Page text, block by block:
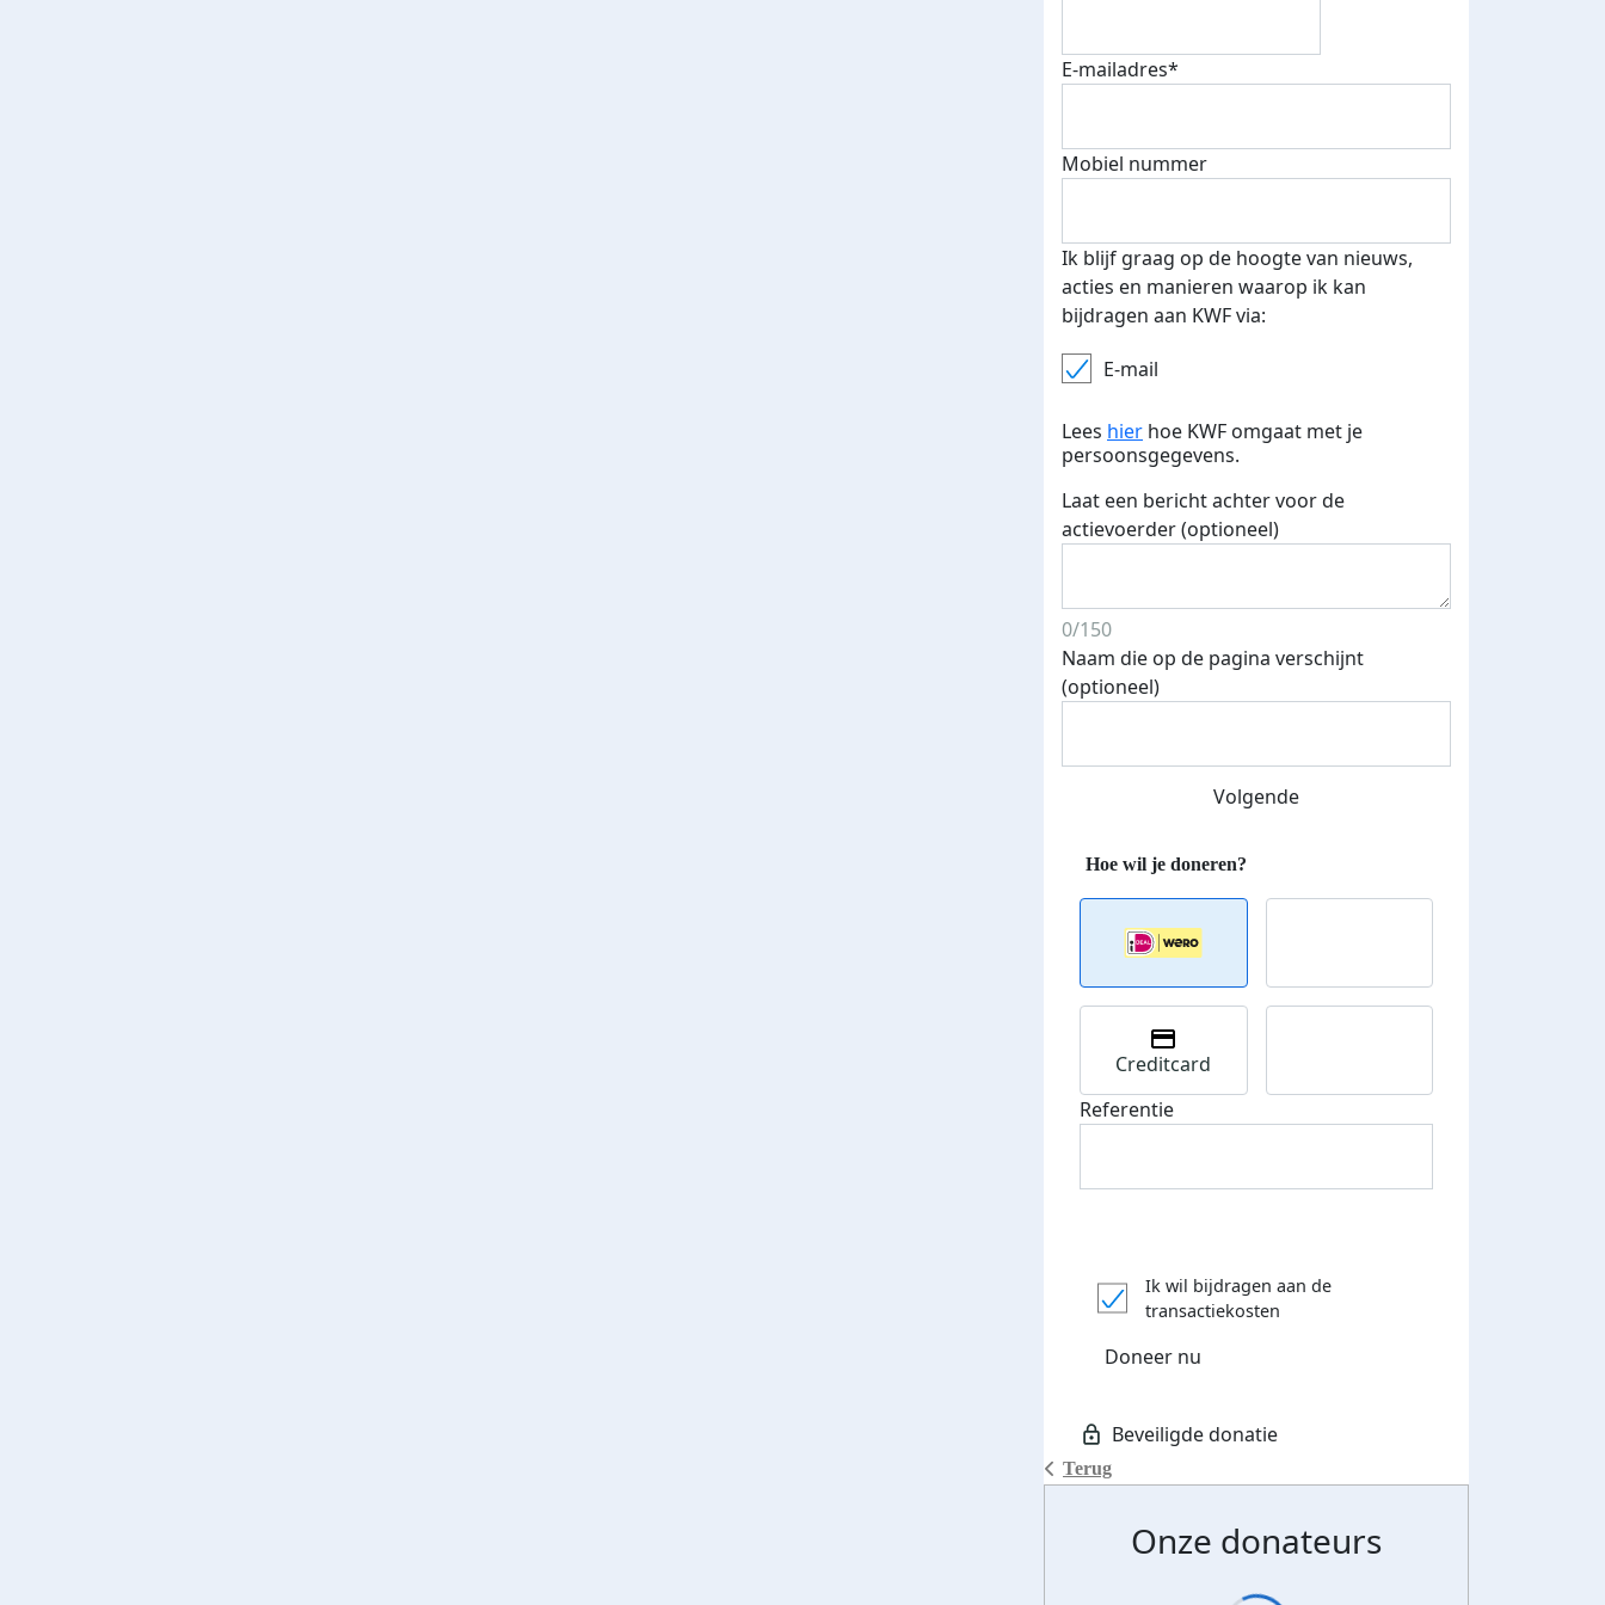
E-mailadres*
Mobiel nummer
Ik blijf graag op de hoogte van nieuws,
acties en manieren waarop ik kan
bijdragen aan KWF via:
E-mail
Lees hier hoe KWF omgaat met je
persoonsgegevens.
Laat een bericht achter voor de
actievoerder (optioneel)
0/150
Naam die op de pagina verschijnt
(optioneel)
Volgende
Terug
Creditcard
Referentie
Ik wil bijdragen aan de
transactiekosten
Doneer nu
Onze donateurs